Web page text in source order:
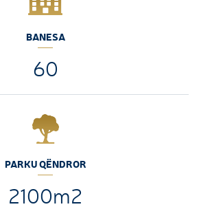
BANESA
60
PARKU QËNDROR
2100m2